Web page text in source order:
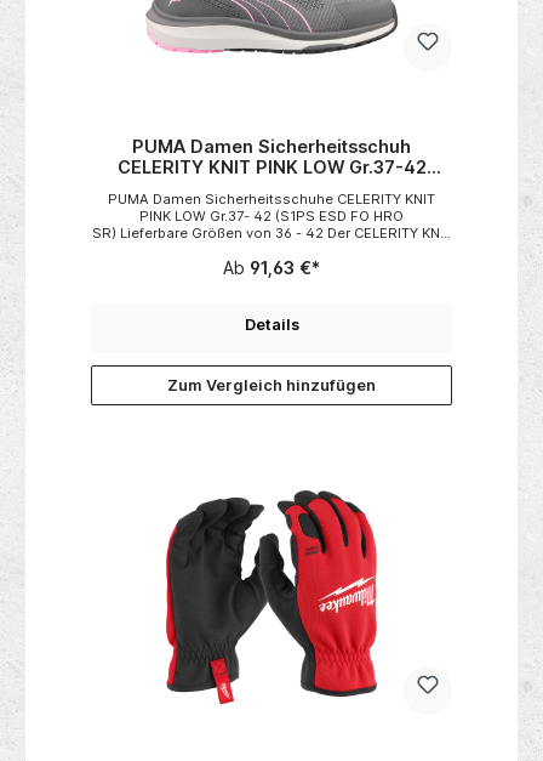
PUMA Damen Sicherheitsschuh
CELERITY KNIT PINK LOW Gr.37-42
PUMA Damen Sicherheitsschuhe CELERITY KNIT
PINK LOW Gr.37- 42 (S1PS ESD FO HRO
SR) Lieferbare Größen von 36 - 42 Der CELERITY KNIT
Sicherheitsschuh für dynamische Arbeitstage. Die
Durchtrittschutz sorgen für zuverlässige Sicherheit.
Das atmungsaktive SAFETY KNIT Obermaterial passt
Tragekomfort. Mit dem evercushion® EASY Fußbett
und Triple Arch Support werden deine Füße effektiv
entlastet. Die hitzebeständige MOTION WNS Sohle
rutschhemmend (SR)- ergonomische
Dämpfung Einsatzbereiche:IndustrieLagerHandwerk
SpezifikationenObermaterial: SAFETY
KNIT®Futter:
BreathActiveZwischensohle: MOTION-
WNSSicherheitsklasse: S1PDurchtrittschutz:
Textil (FAP® LITE)Schutzkappe:
StahlNormen: EN ISO
20345:2022+A1:2024 Hersteller:ISM
GmbHKoggenweg 159557
LippstadtDeutschlandinfo@ism-europa.de
Ab 91,63 €*
Details
Zum Vergleich hinzufügen